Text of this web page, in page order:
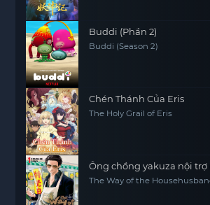
Buddi (Phần 2)
Buddi (Season 2)
Chén Thánh Của Eris
The Holy Grail of Eris
Ông chồng yakuza nội trợ
The Way of the